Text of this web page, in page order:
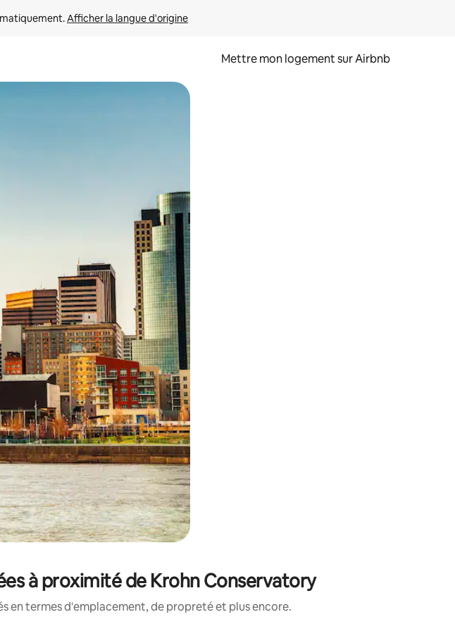
Afficher la langue d'origine
Mettre mon logement sur Airbnb
ou en appuyant et en faisant glisser.
à proximité de Krohn Conservatory
en termes d'emplacement, de propreté et plus encore.